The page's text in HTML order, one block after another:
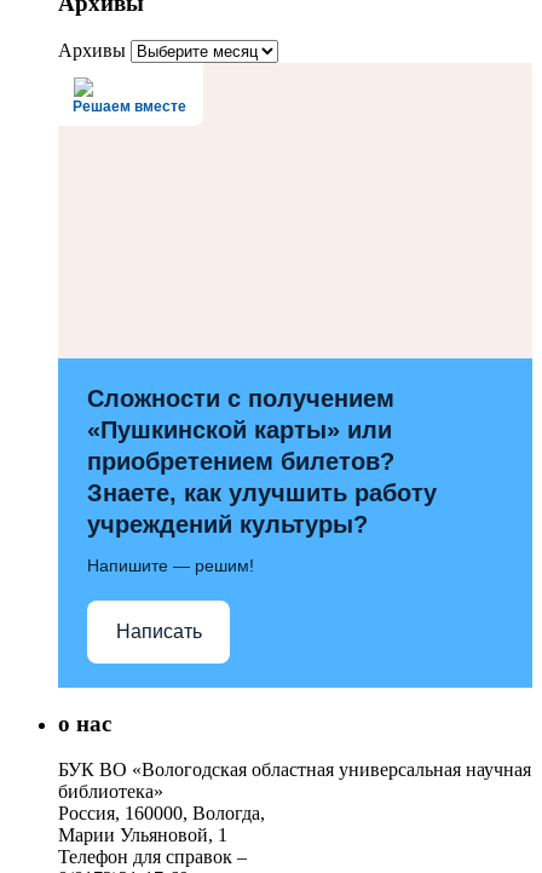
Архивы
Решаем вместе
Сложности с получением
«Пушкинской карты» или
приобретением билетов?
Знаете, как улучшить работу
учреждений культуры?
Напишите — решим!
Написать
о нас
БУК ВО «Вологодская областная универсальная научная
библиотека»
Россия, 160000, Вологда,
Марии Ульяновой, 1
Телефон для справок –